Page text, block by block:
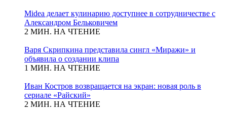
Midea делает кулинарию доступнее в сотрудничестве с
Александром Бельковичем
2 МИН. НА ЧТЕНИЕ
Варя Скрипкина представила сингл «Миражи» и
объявила о создании клипа
1 МИН. НА ЧТЕНИЕ
Иван Костров возвращается на экран: новая роль в
сериале «Райский»
2 МИН. НА ЧТЕНИЕ